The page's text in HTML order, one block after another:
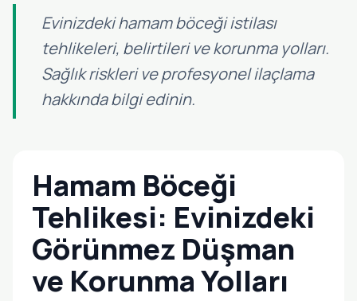
Evinizdeki hamam böceği istilası
tehlikeleri, belirtileri ve korunma yolları.
Sağlık riskleri ve profesyonel ilaçlama
hakkında bilgi edinin.
Hamam Böceği
Tehlikesi: Evinizdeki
Görünmez Düşman
ve Korunma Yolları